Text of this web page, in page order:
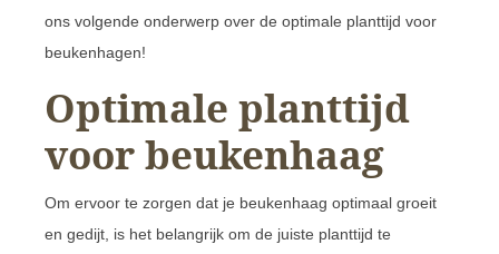
ons volgende onderwerp over de optimale planttijd voor
beukenhagen!
Optimale planttijd
voor beukenhaag
Om ervoor te zorgen dat je beukenhaag optimaal groeit
en gedijt, is het belangrijk om de juiste planttijd te